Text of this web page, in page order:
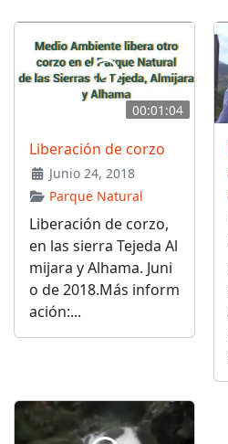
00:01:04
Liberación de corzo
Junio 24, 2018
Parque Natural
Liberación de corzo,
en las sierra Tejeda Al
mijara y Alhama. Juni
o de 2018.Más inform
ación:...